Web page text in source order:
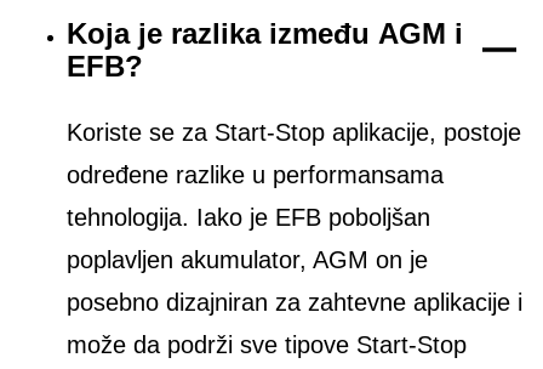
Koja je razlika između AGM i
EFB?
Koriste se za Start-Stop aplikacije, postoje
određene razlike u performansama
tehnologija. Iako je EFB poboljšan
poplavljen akumulator, AGM on je
posebno dizajniran za zahtevne aplikacije i
može da podrži sve tipove Start-Stop